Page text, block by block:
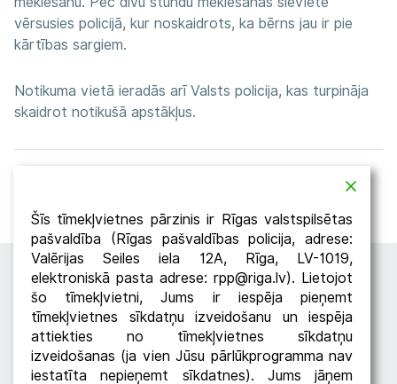
vērsusies policijā, kur noskaidrots, ka bērns jau ir pie
kārtības sargiem.
Notikuma vietā ieradās arī Valsts policija, kas turpināja
skaidrot notikušā apstākļus.
Šīs tīmekļvietnes pārzinis ir Rīgas valstspilsētas
pašvaldība (Rīgas pašvaldības policija, adrese:
Valērijas Seiles iela 12A, Rīga, LV-1019,
elektroniskā pasta adrese: rpp@riga.lv). Lietojot
šo tīmekļvietni, Jums ir iespēja pieņemt
tīmekļvietnes sīkdatņu izveidošanu un iespēja
attiekties no tīmekļvietnes sīkdatņu
izveidošanas (ja vien Jūsu pārlūkprogramma nav
iestatīta nepieņemt sīkdatnes). Jums jāņem